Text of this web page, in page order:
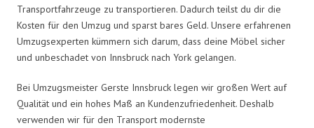
Transportfahrzeuge zu transportieren. Dadurch teilst du dir die
Kosten für den Umzug und sparst bares Geld. Unsere erfahrenen
Umzugsexperten kümmern sich darum, dass deine Möbel sicher
und unbeschadet von Innsbruck nach York gelangen.
Bei Umzugsmeister Gerste Innsbruck legen wir großen Wert auf
Qualität und ein hohes Maß an Kundenzufriedenheit. Deshalb
verwenden wir für den Transport modernste